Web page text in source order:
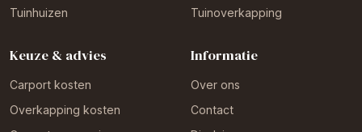
Tuinhuizen
Tuinoverkapping
Keuze & advies
Carport kosten
Overkapping kosten
Informatie
Over ons
Contact